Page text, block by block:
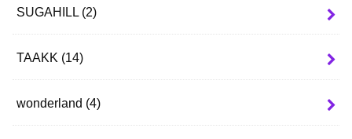
SUGAHILL (2)
TAAKK (14)
wonderland (4)